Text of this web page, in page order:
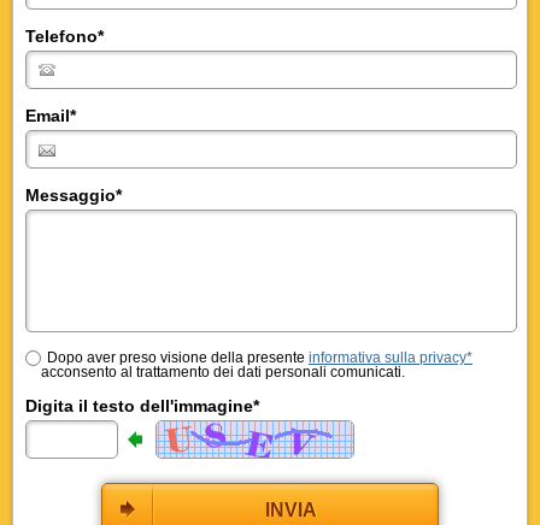
Telefono*
Email*
Messaggio*
Dopo aver preso visione della presente informativa sulla privacy*
acconsento al trattamento dei dati personali comunicati.
Digita il testo dell'immagine*
INVIA